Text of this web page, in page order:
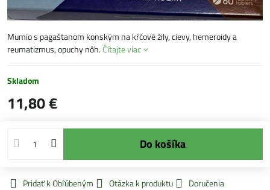
Mumio s pagaštanom konským na kŕčové žily, cievy, hemeroidy a
reumatizmus, opuchy nôh.Čítajte viac
Skladom
11,80 €
Do košíka
Pridať k Obľúbeným Otázka k produktu Doručenia